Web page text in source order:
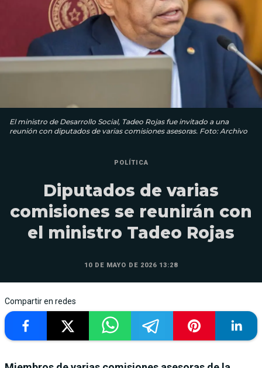
El ministro de Desarrollo Social, Tadeo Rojas fue invitado a una
reunión con diputados de varias comisiones asesoras. Foto: Archivo
POLÍTICA
Diputados de varias
comisiones se reunirán con
el ministro Tadeo Rojas
10 DE MAYO DE 2026 13:28
Compartir en redes